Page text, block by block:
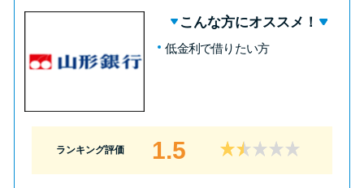
こんな方にオススメ！
低金利で借りたい方
ランキング評価 1.5